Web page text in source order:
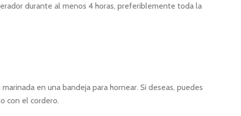
durante al menos 4 horas, preferiblemente toda la
en una bandeja para hornear. Si deseas, puedes
con el cordero.